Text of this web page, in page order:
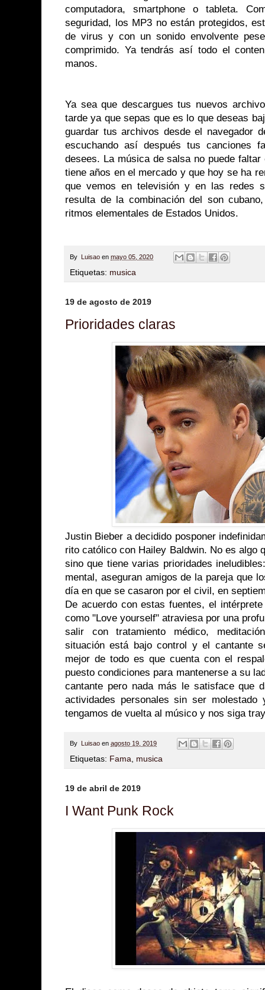
computadora, smartphone o tableta.
seguridad, los MP3 no están protegidos,
de virus y con un sonido envolvente
comprimido. Ya tendrás así todo el
manos.
Ya sea que descargues tus nuevos
tarde ya que sepas que es lo que deseas
guardar tus archivos desde el navegador
escuchando así después tus canciones
desees. La música de salsa no puede
tiene años en el mercado y que hoy se ha
que vemos en televisión y en las redes
resulta de la combinación del son
ritmos elementales de Estados Unidos.
By Luisao en mayo 05, 2020
Etiquetas: musica
19 de agosto de 2019
Prioridades claras
Justin Bieber a decidido posponer
rito católico con Hailey Baldwin. No es algo
sino que tiene varias prioridades
mental, aseguran amigos de la pareja que
día en que se casaron por el civil, en
De acuerdo con estas fuentes, el
como "Love yourself" atraviesa por una
salir con tratamiento médico,
situación está bajo control y el cantante
mejor de todo es que cuenta con el
puesto condiciones para mantenerse a su
cantante pero nada más le satisface que
actividades personales sin ser molestado
tengamos de vuelta al músico y nos siga
By Luisao en agosto 19, 2019
Etiquetas: Fama, musica
19 de abril de 2019
I Want Punk Rock